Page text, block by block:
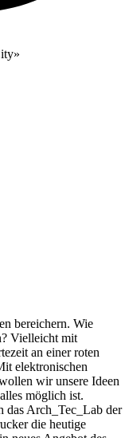
bereichern. Wie
Vielleicht mit
an einer roten
elektronischen
wir unsere Ideen
möglich ist.
das Arch_Tec_Lab der
die heutige